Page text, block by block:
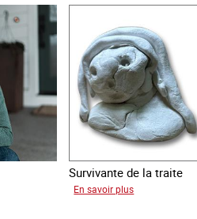
Survivante de la traite
En savoir plus